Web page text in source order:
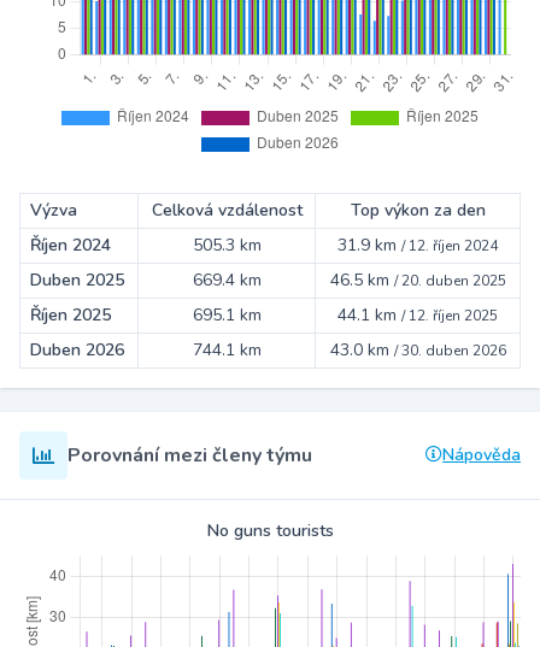
Výzva Celková vzdálenost
Top výkon za den
Říjen 2024
505.3 km 31.9 km /12. říjen 2024
Duben 2025 669.4 km 46.5 km /20. duben 2025
Říjen 2025 695.1 km 44.1 km /12. říjen 2025
Duben 2026 744.1 km 43.0 km /30. duben 2026
Porovnání mezi členy týmu Nápověda
No guns tourists